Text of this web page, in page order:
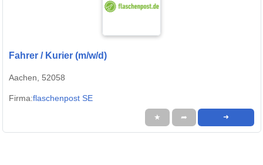
Fahrer / Kurier (m/w/d)
Aachen, 52058
Firma:flaschenpost SE
★ ➦ ➜